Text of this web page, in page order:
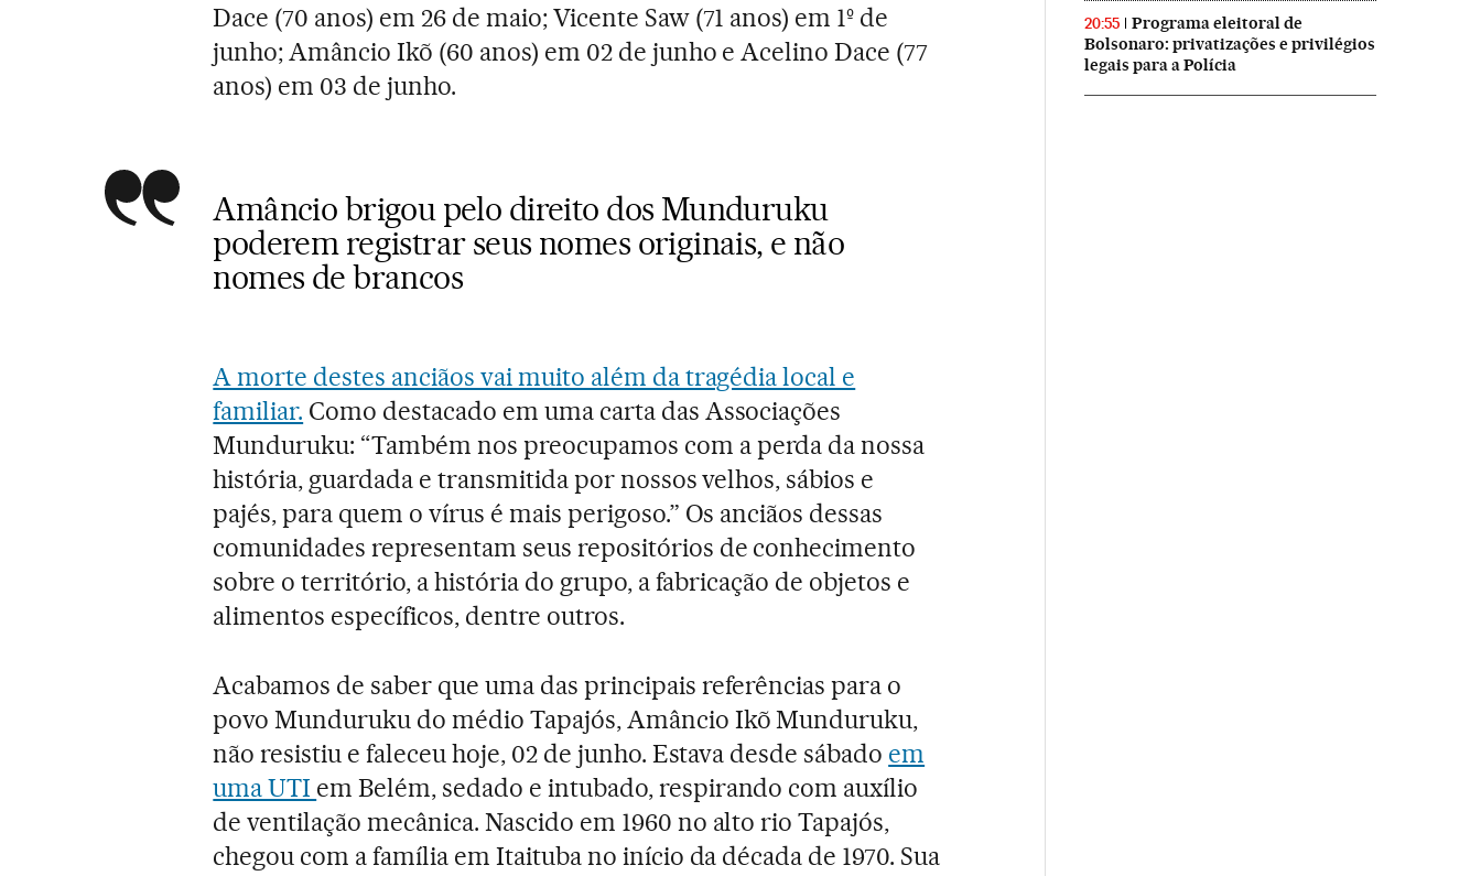
Dace (70 anos) em 26 de maio; Vicente Saw (71 anos) em 1º de
junho; Amâncio Ikõ (60 anos) em 02 de junho e Acelino Dace (77
anos) em 03 de junho.
Amâncio brigou pelo direito dos Munduruku
poderem registrar seus nomes originais, e não
nomes de brancos
A morte destes anciãos vai muito além da tragédia local e
familiar. Como destacado em uma carta das Associações
Munduruku: “Também nos preocupamos com a perda da nossa
história, guardada e transmitida por nossos velhos, sábios e
pajés, para quem o vírus é mais perigoso.” Os anciãos dessas
comunidades representam seus repositórios de conhecimento
sobre o território, a história do grupo, a fabricação de objetos e
alimentos específicos, dentre outros.
Acabamos de saber que uma das principais referências para o
povo Munduruku do médio Tapajós, Amâncio Ikõ Munduruku,
não resistiu e faleceu hoje, 02 de junho. Estava desde sábado em
uma UTI em Belém, sedado e intubado, respirando com auxílio
de ventilação mecânica. Nascido em 1960 no alto rio Tapajós,
chegou com a família em Itaituba no início da década de 1970. Sua
20:55
Programa eleitoral de
Bolsonaro: privatizações e privilégios
legais para a Polícia